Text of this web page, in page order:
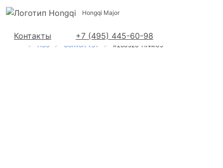
Hongqi Major
Контакты +7 (495) 445-60-98
Hongqi в Москве
Автомобили в наличии
HS3
Comfort 1.5T #260526-HNM09